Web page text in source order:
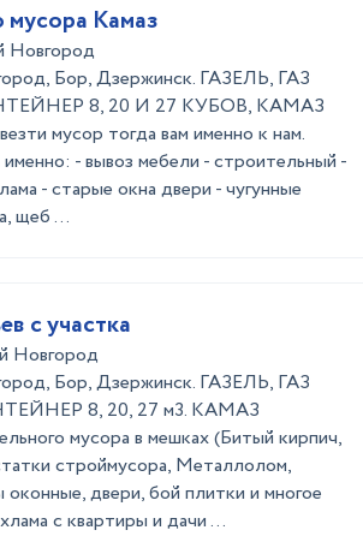
мусора Камаз
Новгород
Бор, Дзержинск. ГАЗЕЛЬ, ГАЗ
8, 20 И 27 КУБОВ, КАМАЗ
мусор тогда вам именно к нам.
- вывоз мебели - строительный -
- старые окна двери - чугунные
щеб ...
с участка
Новгород
Бор, Дзержинск. ГАЗЕЛЬ, ГАЗ
8, 20, 27 м3. КАМАЗ
мусора в мешках (Битый кирпич,
строймусора, Металлолом,
двери, бой плитки и многое
с квартиры и дачи ...